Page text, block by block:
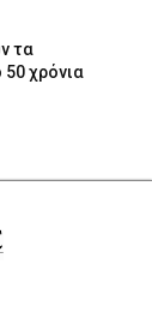
τα
χρόνια